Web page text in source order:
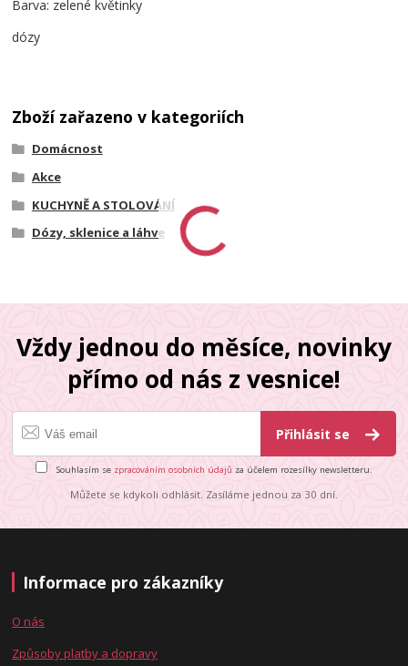
Barva: zelené květinky
dózy
Zboží zařazeno v kategoriích
Domácnost
Akce
KUCHYNĚ A STOLOVÁNÍ
Dózy, sklenice a láhve
Vždy jednou do měsíce, novinky
přímo od nás z vesnice!
Přihlásit se
Souhlasím se zpracováním osobních údajů za účelem rozesílky newsletteru.
Můžete se kdykoli odhlásit. Zasíláme jednou za 30 dní.
Informace pro zákazníky
O nás
Způsoby platby a dopravy